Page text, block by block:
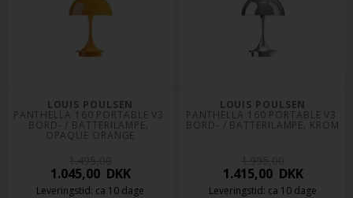
LOUIS POULSEN
PANTHELLA 160 PORTABLE V3
BORD- / BATTERILAMPE,
OPAQUE ORANGE
1.045,00DKK
Leveringstid: ca 10 dage
LOUIS POULSEN
PANTHELLA 160 PORTABLE V3
BORD- / BATTERILAMPE, KROM
1.415,00DKK
Leveringstid: ca 10 dage